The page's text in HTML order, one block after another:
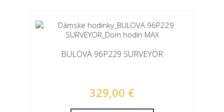
BULOVA 96P229 SURVEYOR
329,00 €